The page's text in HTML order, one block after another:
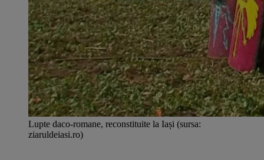
Lupte daco-romane, reconstituite la Iași (sursa:
ziaruldeiasi.ro)